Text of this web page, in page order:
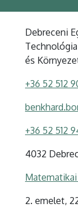
Debreceni
és
+36 52 512
+36 52 512
4032
2. emelet,